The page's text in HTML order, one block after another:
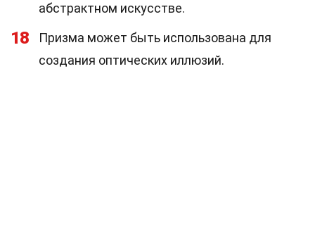
абстрактном искусстве.
18
Призма может быть использована для
создания оптических иллюзий.